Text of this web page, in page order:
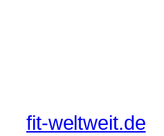
fit-weltweit.de